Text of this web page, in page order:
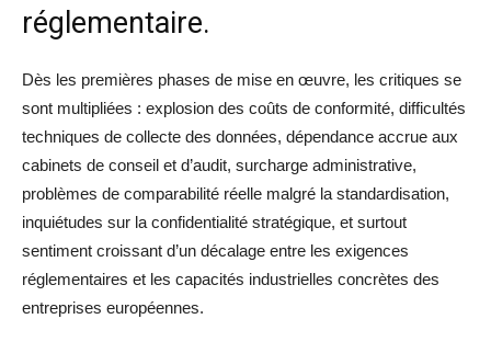
réglementaire.
Dès les premières phases de mise en œuvre, les critiques se
sont multipliées : explosion des coûts de conformité, difficultés
techniques de collecte des données, dépendance accrue aux
cabinets de conseil et d’audit, surcharge administrative,
problèmes de comparabilité réelle malgré la standardisation,
inquiétudes sur la confidentialité stratégique, et surtout
sentiment croissant d’un décalage entre les exigences
réglementaires et les capacités industrielles concrètes des
entreprises européennes.